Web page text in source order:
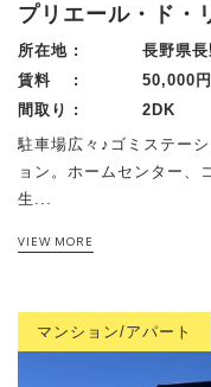
プリエール・ド
所在地 :
長野県
賃料 :
50,000円
間取り :
2DK
駐車場広々♪ゴミステー
ョン。ホームセンター、
生...
VIEW MORE
マンション/アパート